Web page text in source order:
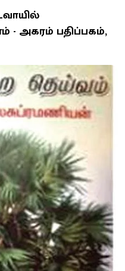
- அகரம் பதிப்பகம்,